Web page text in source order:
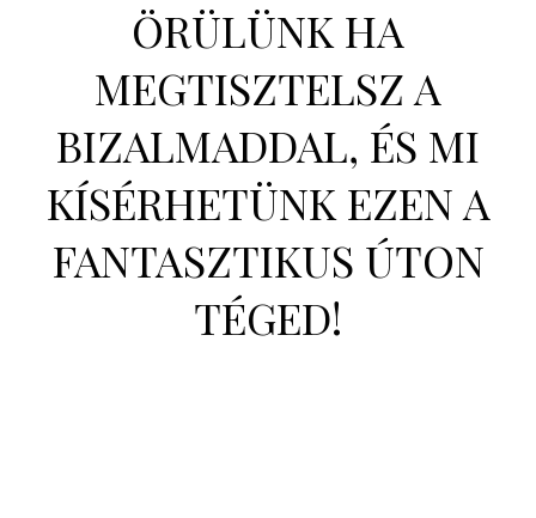
ÖRÜLÜNK HA
MEGTISZTELSZ A
BIZALMADDAL, ÉS MI
KÍSÉRHETÜNK EZEN A
FANTASZTIKUS ÚTON
TÉGED!